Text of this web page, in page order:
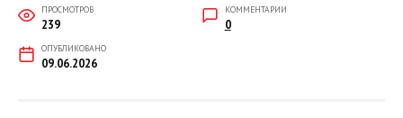
ПРОСМОТРОВ
239
КОММЕНТАРИИ
0
ОПУБЛИКОВАНО
09.06.2026